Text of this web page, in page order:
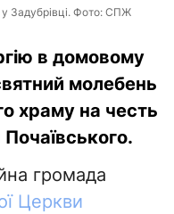
Задубрівці. Фото: СПЖ
в домовому
молебень
храму на честь
громада
Церкви